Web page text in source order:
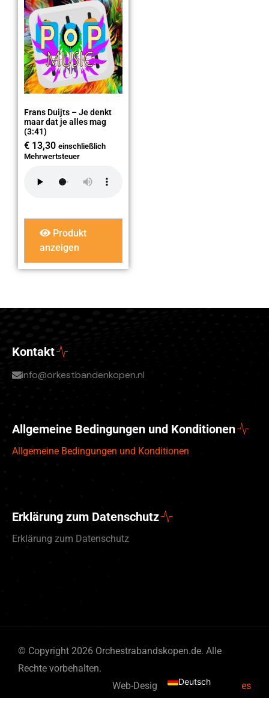
Frans Duijts – Je denkt
maar dat je alles mag
(3:41)
€ 13,30 einschließlich
Mehrwertsteuer
Produkt
anzeigen
Kontakt
info@orkestbandenkopen.nl
Allgemeine Bedingungen und Konditionen
Allgemeine Bedingungen und Konditionen
Erklärung zum Datenschutz
Erklärung zum Datenschutz
© Copyright 2026 Orchestrabandskopen.de. Alle
Rechte vorbehalten.
Web-Design vonBy Bits & Pieces
Deutsch